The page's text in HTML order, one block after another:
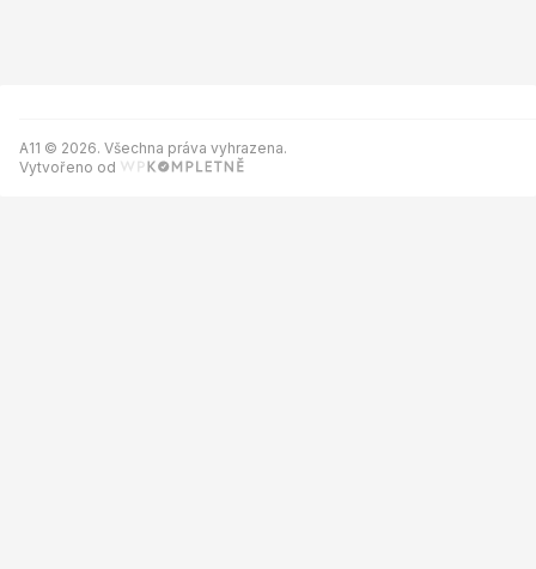
A11 © 2026. Všechna práva vyhrazena.
Vytvořeno od